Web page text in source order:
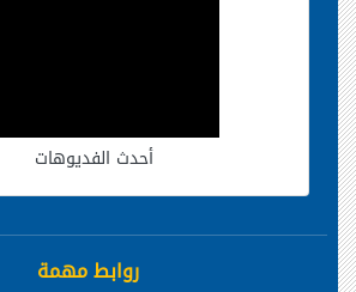
أحدث الفديوهات
روابط مهمة